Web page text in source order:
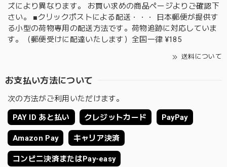
ズにより異なります。 お買い求めの商品ページよりご確認下
さい。 ■クリックポストによる配送・・・ 日本郵便が提供す
る小型の荷物専用の配送方法です。荷物追跡に対応していま
す。（郵便受けに配達いたします）全国一律 ¥185
送料について
お支払い方法について
次の方法がご利用いただけます。
PAY ID あと払い クレジットカード PayPay
Amazon Pay キャリア決済
コンビニ決済またはPay-easy